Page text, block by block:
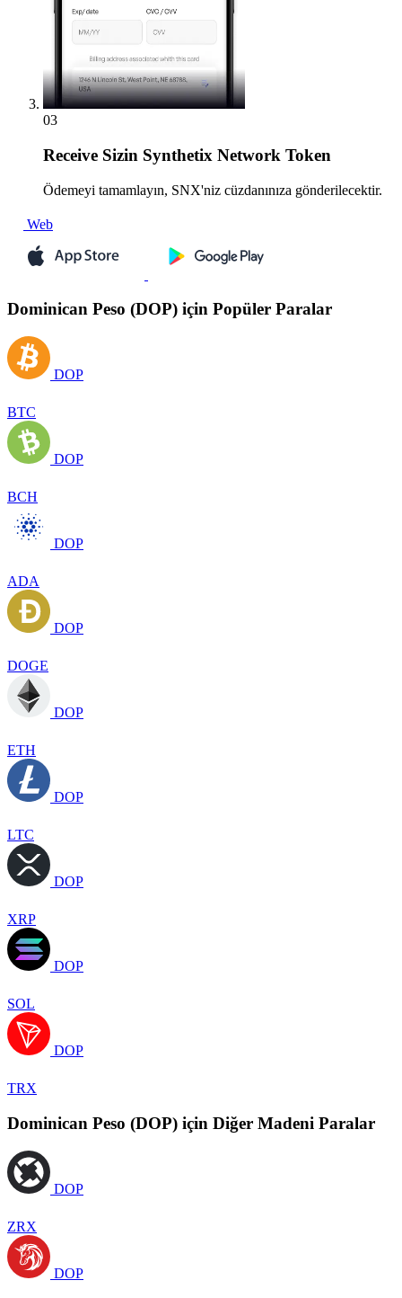
03
Receive Sizin Synthetix Network Token
Ödemeyi tamamlayın, SNX'niz cüzdanınıza gönderilecektir.
Web
Dominican Peso (DOP) için Popüler Paralar
DOP
BTC
DOP
BCH
DOP
ADA
DOP
DOGE
DOP
ETH
DOP
LTC
DOP
XRP
DOP
SOL
DOP
TRX
Dominican Peso (DOP) için Diğer Madeni Paralar
DOP
ZRX
DOP